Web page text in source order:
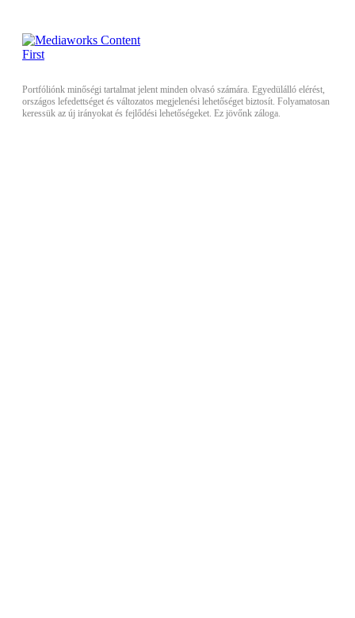
Portfóliónk minőségi tartalmat jelent minden olvasó számára. Egyedülálló elérést,
országos lefedettséget és változatos megjelenési lehetőséget biztosít. Folyamatosan
keressük az új irányokat és fejlődési lehetőségeket. Ez jövőnk záloga.